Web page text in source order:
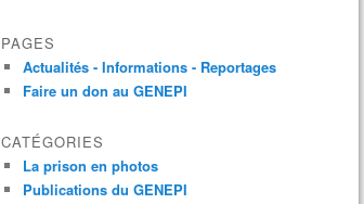
PAGES
Actualités - Informations - Reportages
Faire un don au GENEPI
CATÉGORIES
La prison en photos
Publications du GENEPI